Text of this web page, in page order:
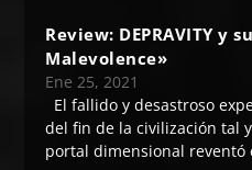
Review: DEPRAVITY y
Malevolence»
Ene 25, 2021
El fallido y desastroso
del fin de la civilización tal
portal dimensional reventó